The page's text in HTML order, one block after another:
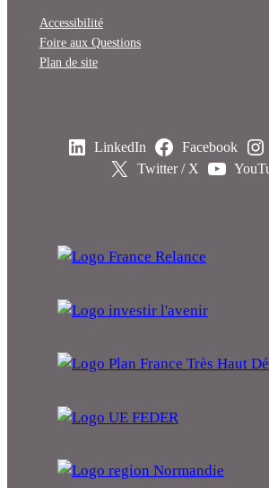
Accessibilité
Foire aux Questions
Plan de site
LinkedIn Facebook
Twitter / X